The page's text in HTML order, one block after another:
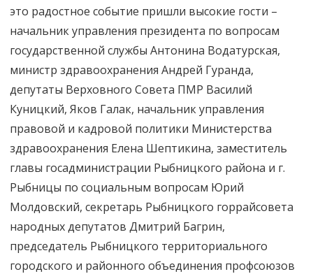
это радостное событие пришли высокие гости –
начальник управления президента по вопросам
государственной службы Антонина Водатурская,
министр здравоохранения Андрей Гуранда,
депутаты Верховного Совета ПМР Василий
Куницкий, Яков Галак, начальник управления
правовой и кадровой политики Министерства
здравоохранения Елена Шептикина, заместитель
главы госадминистрации Рыбницкого района и г.
Рыбницы по социальным вопросам Юрий
Молдовский, секретарь Рыбницкого горрайсовета
народных депутатов Дмитрий Багрин,
председатель Рыбницкого территориального
городского и районного объединения профсоюзов